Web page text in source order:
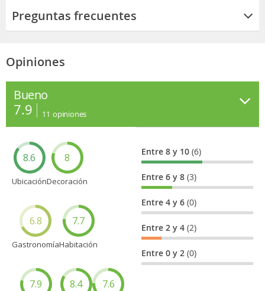
Preguntas frecuentes
Opiniones
Bueno
7.9 11 opiniones
8.6
Ubicación
8
Decoración
6.8
Gastronomía
7.7
Habitación
7.9 8.4 7.6
Entre 8 y 10(6)
Entre 6 y 8(3)
Entre 4 y 6(0)
Entre 2 y 4(2)
Entre 0 y 2(0)